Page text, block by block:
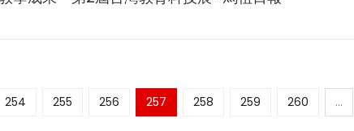
254 255 256 257 258 259 260 ...